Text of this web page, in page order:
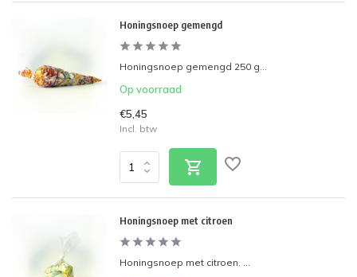
Honingsnoep gemengd
Honingsnoep gemengd 250 g...
Op voorraad
€5,45
Incl. btw
Honingsnoep met citroen
Honingsnoep met citroen. ...